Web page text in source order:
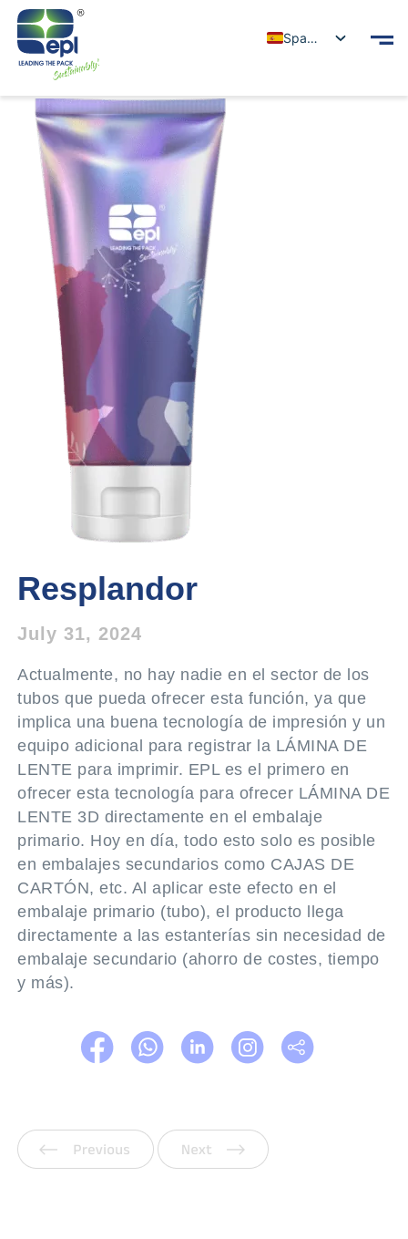
Spanish
Resplandor
July 31, 2024
Actualmente, no hay nadie en el sector de los
tubos que pueda ofrecer esta función, ya que
implica una buena tecnología de impresión y un
equipo adicional para registrar la LÁMINA DE
LENTE para imprimir. EPL es el primero en
ofrecer esta tecnología para ofrecer LÁMINA DE
LENTE 3D directamente en el embalaje
primario. Hoy en día, todo esto solo es posible
en embalajes secundarios como CAJAS DE
CARTÓN, etc. Al aplicar este efecto en el
embalaje primario (tubo), el producto llega
directamente a las estanterías sin necesidad de
embalaje secundario (ahorro de costes, tiempo
y más).
Anterior